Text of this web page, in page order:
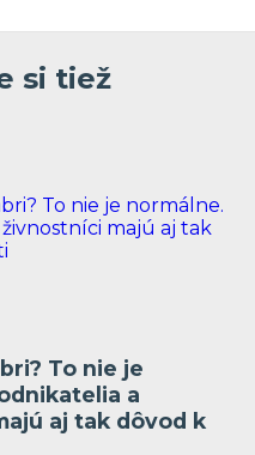
si tiež
To nie je
a
aj tak dôvod k